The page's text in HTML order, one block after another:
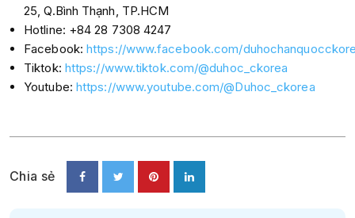
25, Q.Bình Thạnh, TP.HCM
Hotline: +84 28 7308 4247
Facebook: https://www.facebook.com/
Tiktok: https://www.tiktok.com/@duhoc_ckorea
Youtube: https://www.youtube.com/@Duhoc_ckorea
Chia sẻ